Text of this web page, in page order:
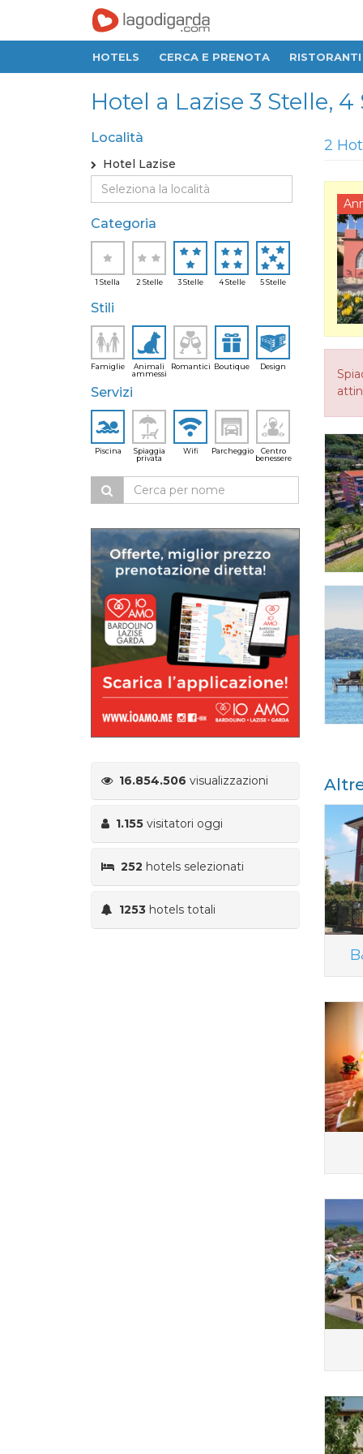
HOTELS CERCA E PRENOTA RISTORANTI
Hotel a Lazise 3 Stelle, 4
Località
Hotel Lazise
Categoria
1 Stella 2 Stelle 3 Stelle 4 Stelle 5 Stelle
Stili
Famiglie
Animali
ammessi
Romantici Boutique Design
Servizi
Piscina
Spiaggia
privata
Wifi Parcheggio
Centro
benessere
16.854.506 visualizzazioni
1.155 visitatori oggi
252 hotels selezionati
1253 hotels totali
2